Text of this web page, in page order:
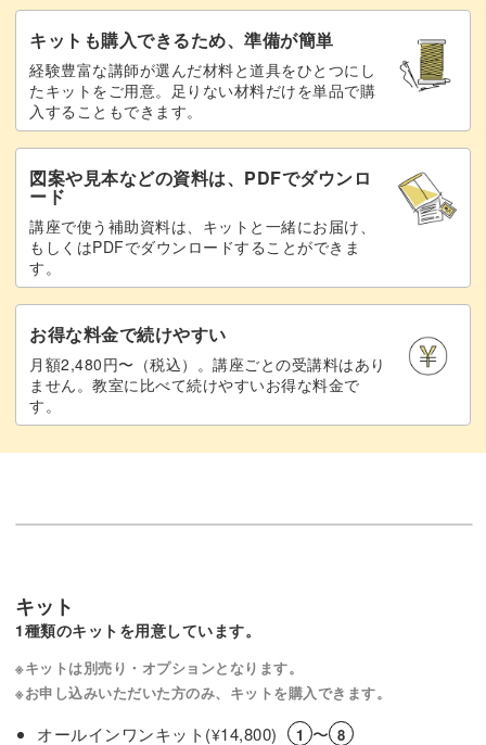
キットも購入できるため、準備が簡単
経験豊富な講師が選んだ材料と道具をひとつにし
たキットをご用意。足りない材料だけを単品で購
入することもできます。
図案や見本などの資料は、PDFでダウンロ
ード
講座で使う補助資料は、キットと一緒にお届け、
もしくはPDFでダウンロードすることができま
す。
お得な料金で続けやすい
月額2,480円〜（税込）。講座ごとの受講料はあり
ません。教室に比べて続けやすいお得な料金で
す。
キット
1種類のキットを用意しています。
※キットは別売り・オプションとなります。
※お申し込みいただいた方のみ、キットを購入できます。
オールインワンキット(¥14,800) 1 〜 8